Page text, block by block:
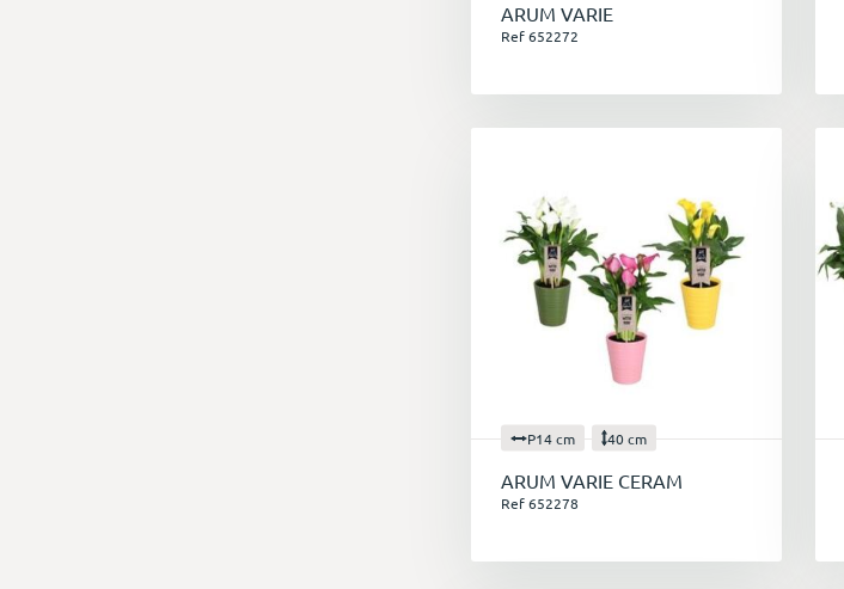
ARUM VARIE
Ref 652272
P14 cm 40 cm
ARUM VARIE CERAM
Ref 652278